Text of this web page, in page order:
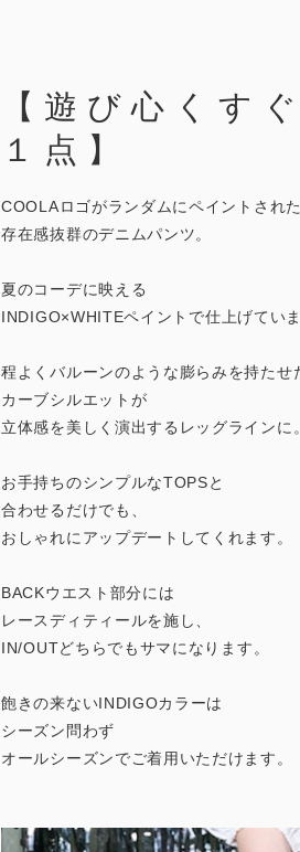
【遊び心くす
１点】
COOLAロゴがランダムにペイントされた
存在感抜群のデニムパンツ。
夏のコーデに映える
INDIGO×WHITEペイントで仕上げていま
程よくバルーンのような膨らみを持たせ
カーブシルエットが
立体感を美しく演出するレッグラインに。
お手持ちのシンプルなTOPSと
合わせるだけでも、
おしゃれにアップデートしてくれます。
BACKウエスト部分には
レースディティールを施し、
IN/OUTどちらでもサマになります。
飽きの来ないINDIGOカラーは
シーズン問わず
オールシーズンでご着用いただけます。